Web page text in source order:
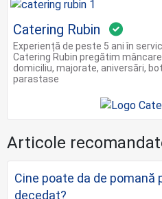
Catering Rubin
Experiență de peste 5 ani în
Catering Rubin pregătim
domiciliu, majorate, aniversări,
parastase
Articole
Cine poate da de
decedat?